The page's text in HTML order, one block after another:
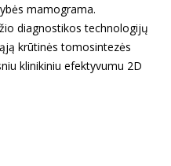
mamograma.
diagnostikos technologijų
krūtinės tomosintezės
klinikiniu efektyvumu 2D